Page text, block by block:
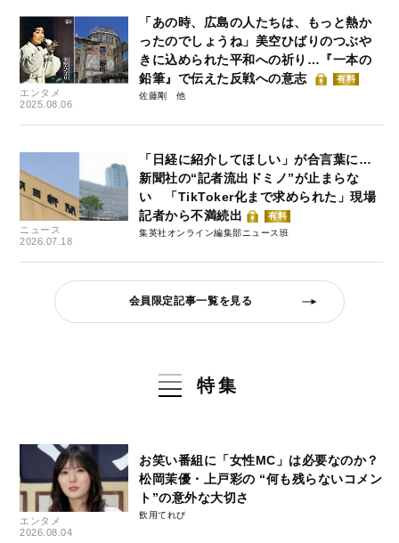
エンタメ
2025.08.06
「あの時、広島の人たちは、もっと熱か
ったのでしょうね」美空ひばりのつぶや
きに込められた平和への祈り…『一本の
鉛筆』で伝えた反戦への意志
有料
佐藤剛
ニュース
2026.07.18
「日経に紹介してほしい」が合言葉に…
新聞社の“記者流出ドミノ”が止まらな
い 「TikToker化まで求められた」現場
記者から不満続出
有料
集英社オンライン編集部ニュース班
会員限定記事一覧を見る
特集
エンタメ
2026.08.04
お笑い番組に「女性MC」は必要なのか？
松岡茉優・上戸彩の “何も残らないコメン
ト”の意外な大切さ
飲用てれび